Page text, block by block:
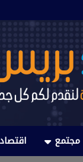
مجتمع اقتصاد